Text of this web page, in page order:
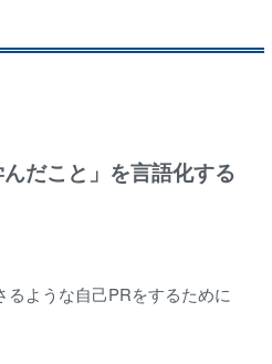
だこと」を言語化する
ような自己PRをするために